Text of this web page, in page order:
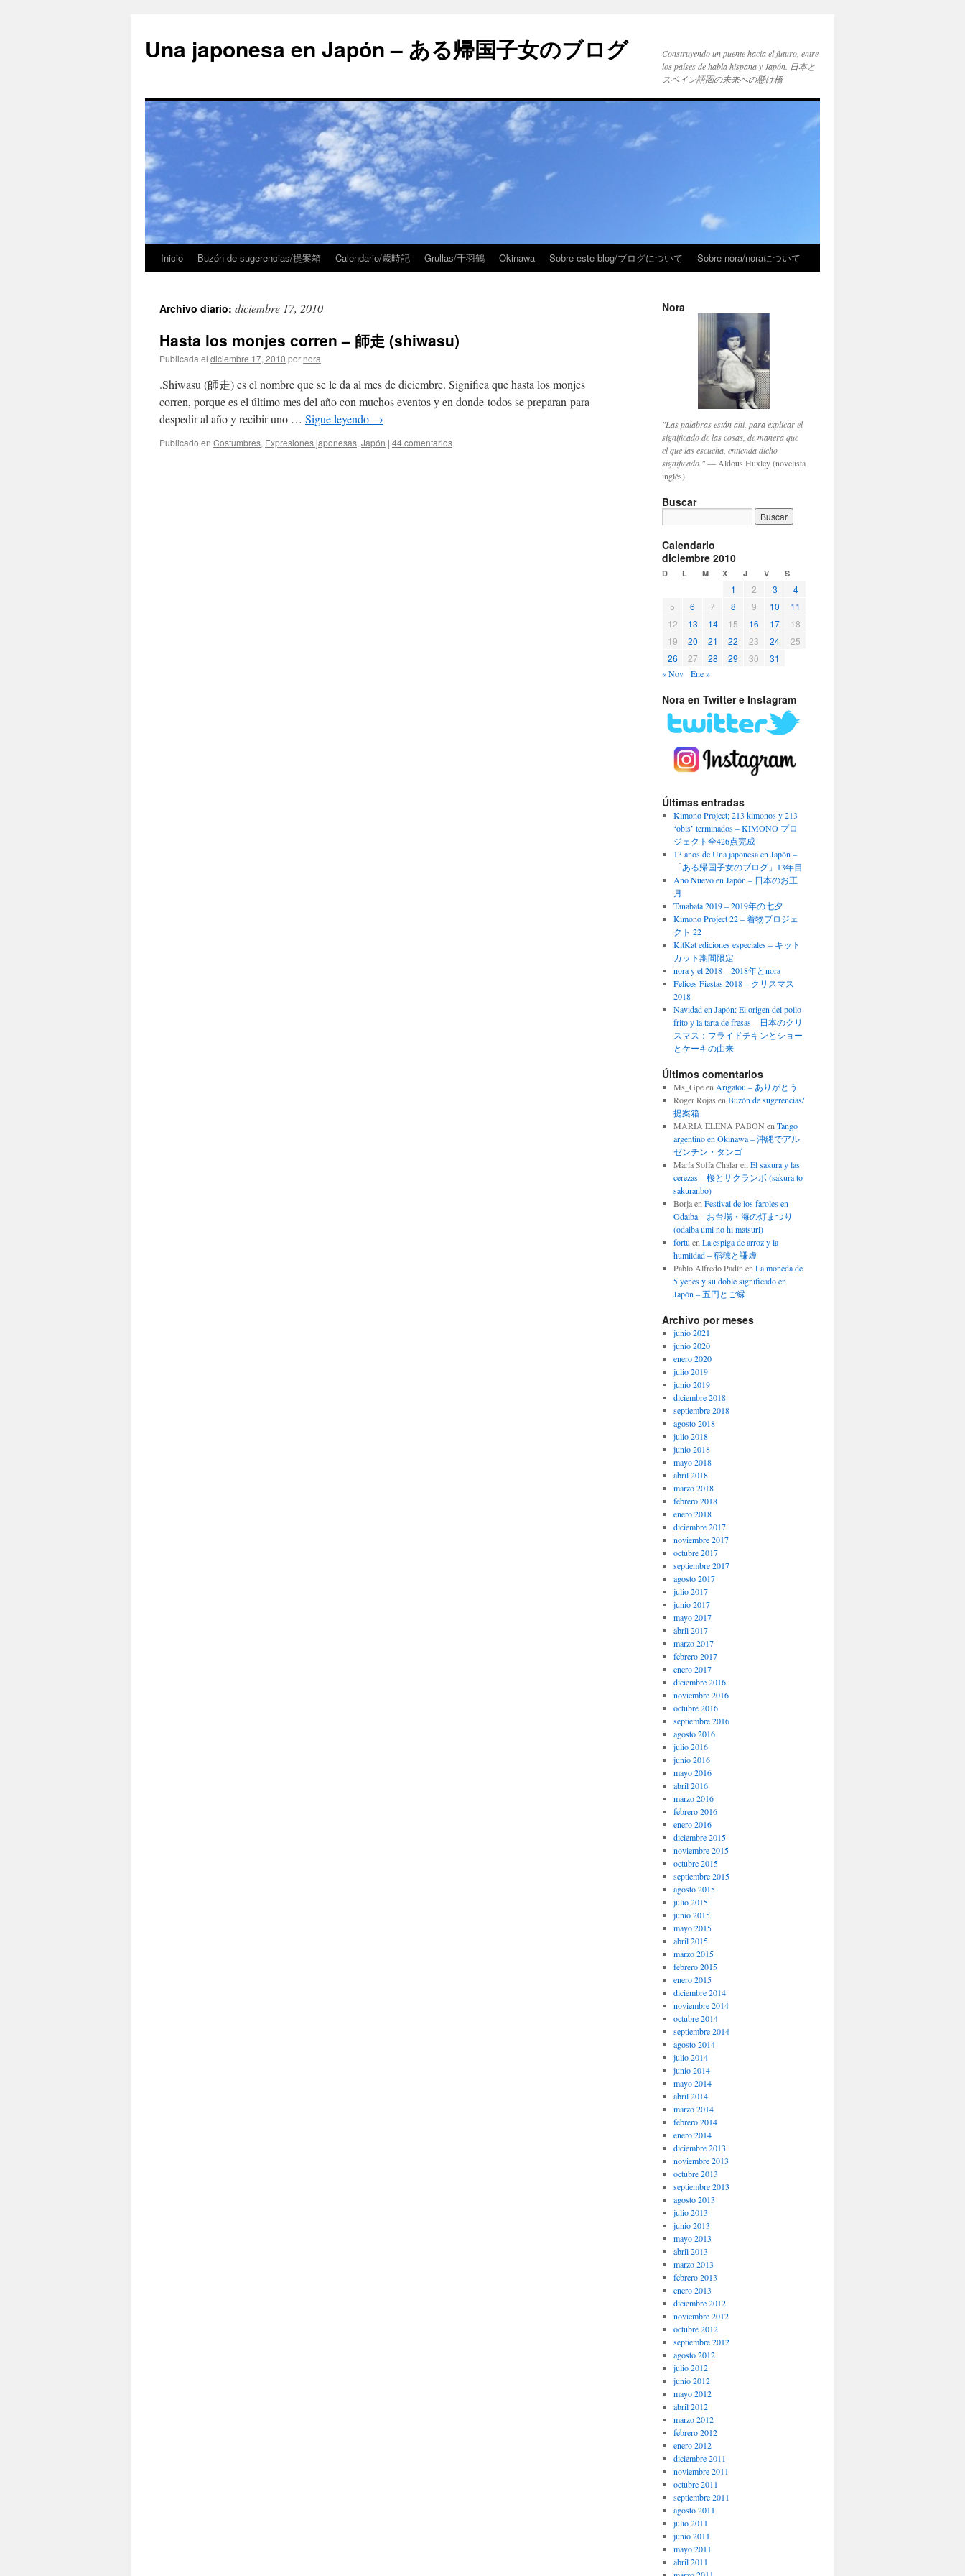
Una japonesa en Japón – ある帰国子女のブログ
Construyendo un puente hacia el futuro, entre
los países de habla hispana y Japón. 日本と
スペイン語圏の未来への懸け橋
Inicio Buzón de sugerencias/提案箱 Calendario/歳時記 Grullas/千羽鶴 Okinawa Sobre este blog/ブログについて Sobre nora/noraについて
Archivo diario: diciembre 17, 2010
Hasta los monjes corren – 師走 (shiwasu)
Publicada el diciembre 17, 2010 por nora
.Shiwasu (師走) es el nombre que se le da al mes de diciembre. Significa que hasta los monjes
corren, porque es el último mes del año con muchos eventos y en donde todos se preparan para
despedir al año y recibir uno … Sigue leyendo →
Publicado en Costumbres, Expresiones japonesas, Japón | 44 comentarios
Nora
"Las palabras están ahí, para explicar el
significado de las cosas, de manera que
el que las escucha, entienda dicho
significado."— Aldous Huxley (novelista
inglés)
Buscar
Calendario
diciembre 2010
D L M X J V S
1 2 3
4
5
6 7 8 9 10
11
12
13 14 15 16 17
18
19
20 21 22 23 24
25
26
27 28 29 30 31
« Nov Ene »
Nora en Twitter e Instagram
Últimas entradas
Kimono Project; 213 kimonos y 213
‘obis’ terminados – KIMONO プロ
ジェクト全426点完成
13 años de Una japonesa en Japón –
「ある帰国子女のブログ」13年目
Año Nuevo en Japón – 日本のお正
月
Tanabata 2019 – 2019年の七夕
Kimono Project 22 – 着物プロジェ
クト 22
KitKat ediciones especiales – キット
カット期間限定
nora y el 2018 – 2018年とnora
Felices Fiestas 2018 – クリスマス
2018
Navidad en Japón: El origen del pollo
frito y la tarta de fresas – 日本のクリ
スマス：フライドチキンとショー
とケーキの由来
Últimos comentarios
Ms_Gpeen Arigatou – ありがとう
Roger Rojas en Buzón de sugerencias/
提案箱
MARIA ELENA PABON en Tango
argentino en Okinawa – 沖縄でアル
ゼンチン・タンゴ
María Sofía Chalaren El sakura y las
cerezas – 桜とサクランボ (sakura to
sakuranbo)
Borjaen Festival de los faroles en
Odaiba – お台場・海の灯まつり
(odaiba umi no hi matsuri)
fortu en La espiga de arroz y la
humildad – 稲穂と謙虚
Pablo Alfredo Padín en La moneda de
5 yenes y su doble significado en
Japón – 五円とご縁
Archivo por meses
junio 2021
junio 2020
enero 2020
julio 2019
junio 2019
diciembre 2018
septiembre 2018
agosto 2018
julio 2018
junio 2018
mayo 2018
abril 2018
marzo 2018
febrero 2018
enero 2018
diciembre 2017
noviembre 2017
octubre 2017
septiembre 2017
agosto 2017
julio 2017
junio 2017
mayo 2017
abril 2017
marzo 2017
febrero 2017
enero 2017
diciembre 2016
noviembre 2016
octubre 2016
septiembre 2016
agosto 2016
julio 2016
junio 2016
mayo 2016
abril 2016
marzo 2016
febrero 2016
enero 2016
diciembre 2015
noviembre 2015
octubre 2015
septiembre 2015
agosto 2015
julio 2015
junio 2015
mayo 2015
abril 2015
marzo 2015
febrero 2015
enero 2015
diciembre 2014
noviembre 2014
octubre 2014
septiembre 2014
agosto 2014
julio 2014
junio 2014
mayo 2014
abril 2014
marzo 2014
febrero 2014
enero 2014
diciembre 2013
noviembre 2013
octubre 2013
septiembre 2013
agosto 2013
julio 2013
junio 2013
mayo 2013
abril 2013
marzo 2013
febrero 2013
enero 2013
diciembre 2012
noviembre 2012
octubre 2012
septiembre 2012
agosto 2012
julio 2012
junio 2012
mayo 2012
abril 2012
marzo 2012
febrero 2012
enero 2012
diciembre 2011
noviembre 2011
octubre 2011
septiembre 2011
agosto 2011
julio 2011
junio 2011
mayo 2011
abril 2011